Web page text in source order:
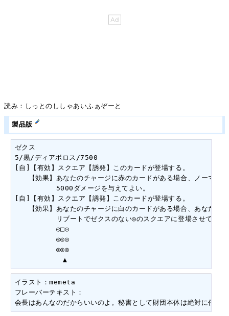
読み：しっとのししゃあいふぁぞーと
製品版
ゼクス
5/黒/ディアボロス/7500
[自]【有効】スクエア【誘発】このカードが登場する。
【効果】あなたのチャージに赤のカードがある場合、ノーマル
5000ダメージを与えてよい。
[自]【有効】スクエア【誘発】このカードが登場する。
【効果】あなたのチャージに白のカードがある場合、あなたの
リブートでゼクスのない◎のスクエアに登場させてよい
◎□◎
◎◎◎
◎◎◎
▲
イラスト：memeta
フレーバーテキスト：
会長はあんなのだからいいのよ。秘書として財団本体は絶対に任せ